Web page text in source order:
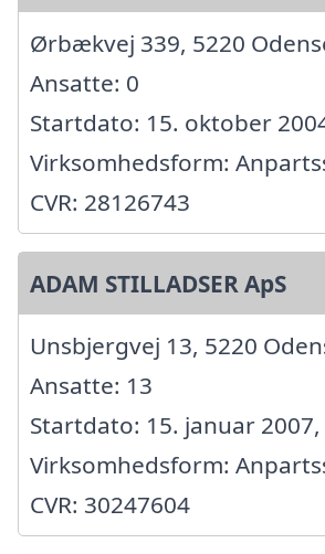
Ørbækvej 339, 5220
Ansatte: 0
Startdato: 15. oktober
Virksomhedsform:
CVR: 28126743
ADAM STILLADSER ApS
Unsbjergvej 13, 5220
Ansatte: 13
Startdato: 15. januar 2007,
Virksomhedsform:
CVR: 30247604